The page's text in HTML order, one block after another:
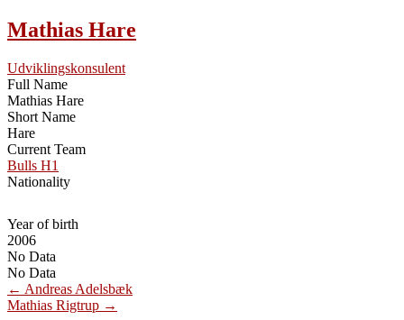
Mathias Hare
Udviklingskonsulent
Full Name
Mathias Hare
Short Name
Hare
Current Team
Bulls H1
Nationality
Year of birth
2006
No Data
No Data
Post
navigation
← Andreas Adelsbæk
Mathias Rigtrup →